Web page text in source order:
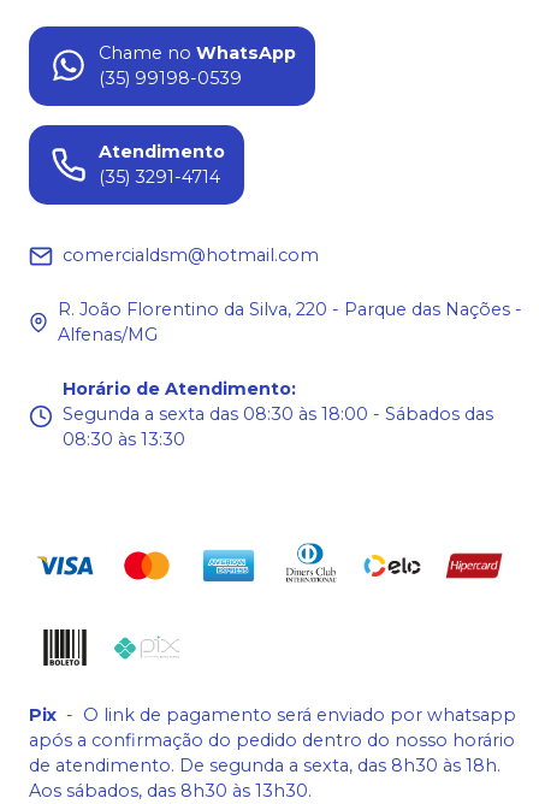
Chame no WhatsApp
(35) 99198-0539
Atendimento
(35) 3291-4714
comercialdsm@hotmail.com
R. João Florentino da Silva, 220 - Parque das Nações -
Alfenas/MG
Horário de Atendimento:
Segunda a sexta das 08:30 às 18:00 - Sábados das
08:30 às 13:30
Pix - O link de pagamento será enviado por whatsapp
após a confirmação do pedido dentro do nosso horário
de atendimento. De segunda a sexta, das 8h30 às 18h.
Aos sábados, das 8h30 às 13h30.